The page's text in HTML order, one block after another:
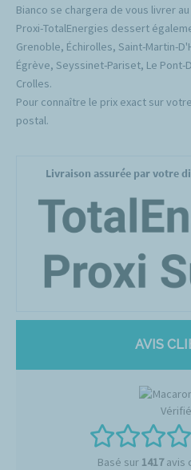
Bianco se chargera de vous livrer
Proxi-TotalEnergies dessert
Grenoble, Échirolles, Saint-Martin-
Égrève, Seyssinet-Pariset, Le Pont-
Crolles.
Pour connaître le prix exact sur
postal.
Livraison assurée par votre
AVIS
Basé sur 1417avis